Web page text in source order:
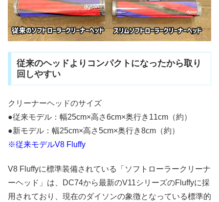
従来のヘッドよりコンパクトになったから取り
回しやすい
クリーナーヘッドのサイズ
●従来モデル：幅25cm×高さ6cm×奥行き11cm（約）
●新モデル：幅25cm×高さ5cm×奥行き8cm（約）
※従来モデルV8 Fluffy
V8 Fluffyに標準装備されている「ソフトローラークリーナ
ーヘッド」は、DC74から最新のV11シリーズのFluffyに採
用されており、現在のダイソンの象徴となっている標準的